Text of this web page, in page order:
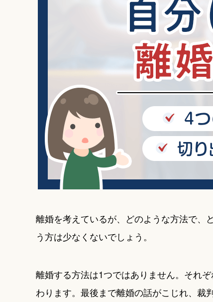
離婚を考えているが、どのような方法で、
う方は少なくないでしょう。
離婚する方法は1つではありません。それ
わります。最後まで離婚の話がこじれ、裁